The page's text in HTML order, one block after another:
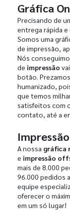
Gráfica
Precisando de
entrega rápida
Somos uma
de impressão,
Nós
de impressão
botão.
humanizado,
que temos
satisfeitos com
contato, até a
A nossa gráfica
e impressão
mais de 8.000
96.000 pedidos
equipe
oferecer o
em um só lugar!